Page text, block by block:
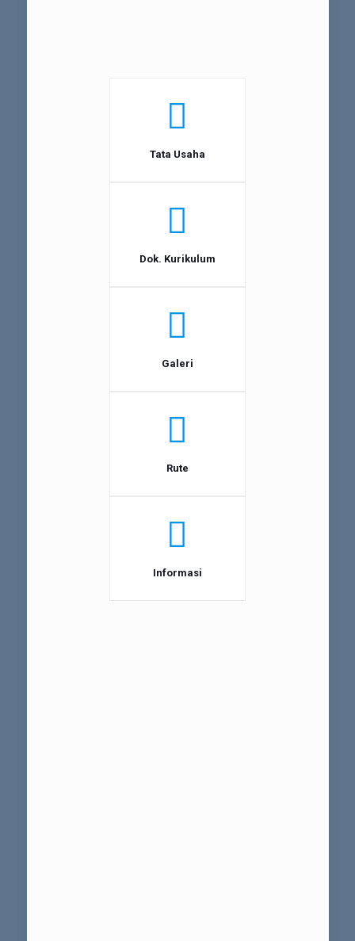
Tata Usaha
Dok. Kurikulum
Galeri
Rute
Informasi